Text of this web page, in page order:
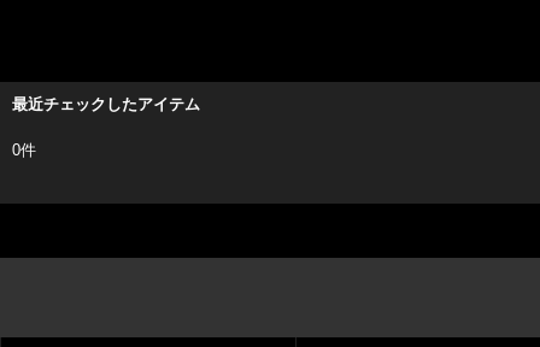
最近チェックしたアイテム
0件